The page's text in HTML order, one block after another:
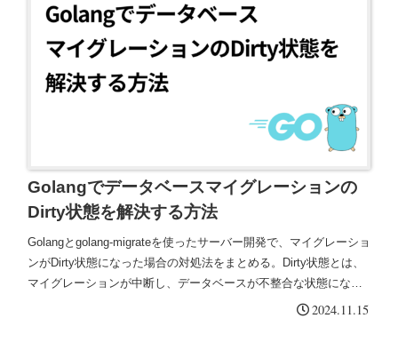
Golangでデータベースマイグレーションの
Dirty状態を解決する方法
Golangとgolang-migrateを使ったサーバー開発で、マイグレーショ
ンがDirty状態になった場合の対処法をまとめる。Dirty状態とは、
マイグレーションが中断し、データベースが不整合な状態になっ
たことを指す。以下に、その解決手順を備忘録的に記載する。
2024.11.15